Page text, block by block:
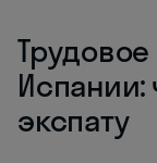
Испании:
экспату